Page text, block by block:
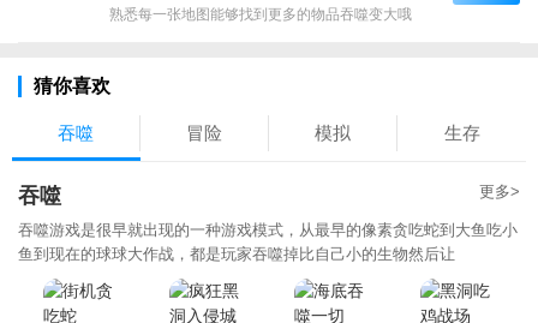
熟悉每一张地图能够找到更多的物品吞噬变大哦
猜你喜欢
吞噬 冒险 模拟 生存
吞噬 更多>
吞噬游戏是很早就出现的一种游戏模式，从最早的像素贪吃蛇到大鱼吃小
鱼到现在的球球大作战，都是玩家吞噬掉比自己小的生物然后让